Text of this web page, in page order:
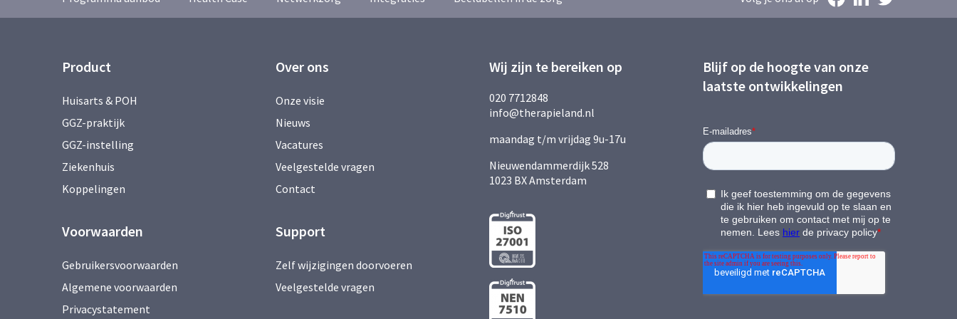
Product
Huisarts & POH
GGZ-praktijk
GGZ-instelling
Ziekenhuis
Koppelingen
Voorwaarden
Gebruikersvoorwaarden
Algemene voorwaarden
Privacystatement
Over ons
Onze visie
Nieuws
Vacatures
Veelgestelde vragen
Contact
Support
Zelf wijzigingen doorvoeren
Veelgestelde vragen
Wij zijn te bereiken op
020 7712848
info@therapieland.nl
maandag t/m vrijdag 9u-17u
Nieuwendammerdijk 528
1023 BX Amsterdam
Blijf op de hoogte van onze
laatste ontwikkelingen